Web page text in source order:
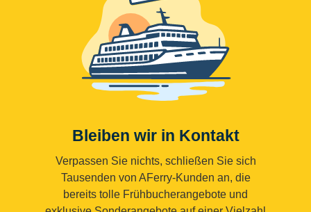
Bleiben wir in Kontakt
Verpassen Sie nichts, schließen Sie sich
Tausenden von AFerry-Kunden an, die
bereits tolle Frühbucherangebote und